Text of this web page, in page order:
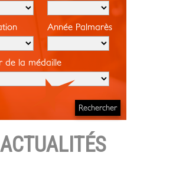
Année Palmarès
de la médaille
ACTUALITÉS